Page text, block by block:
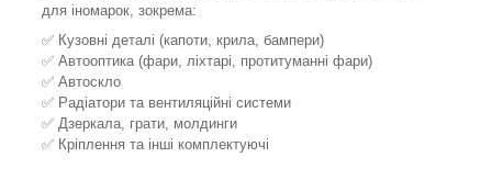
для іномарок, зокрема:
✅ Кузовні деталі (капоти, крила, бампери)
✅ Автооптика (фари, ліхтарі, протитуманні фари)
✅ Автоскло
✅ Радіатори та вентиляційні системи
✅ Дзеркала, грати, молдинги
✅ Кріплення та інші комплектуючі